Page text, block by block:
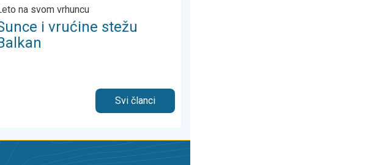
na svom vrhuncu
i vrućine stežu
Svi članci